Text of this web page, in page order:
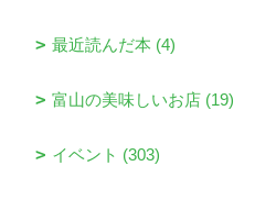
最近読んだ本 (4)
富山の美味しいお店 (19)
イベント (303)